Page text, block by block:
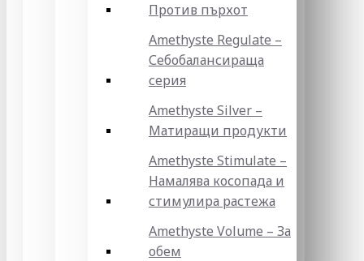
Против пърхот
Amethyste Regulate –
Себобалансираща
серия
Amethyste Silver –
Матиращи продукти
Amethyste Stimulate –
Намалява косопада и
стимулира растежа
Amethyste Volume – За
обем